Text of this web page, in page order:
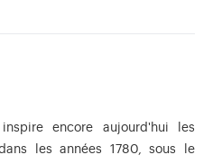
encore aujourd'hui les
les années 1780, sous le